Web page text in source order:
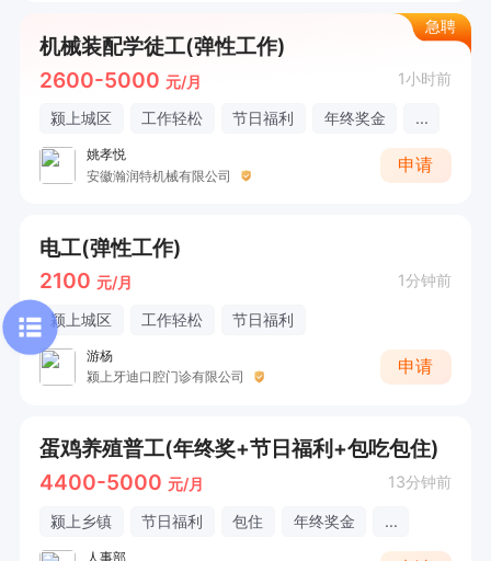
急聘
机械装配学徒工(弹性工作)
2600-5000 元/月 1小时前
颍上城区 工作轻松 节日福利 年终奖金 ...
姚孝悦
安徽瀚润特机械有限公司
申请
电工(弹性工作)
2100 元/月 1分钟前
颍上城区 工作轻松 节日福利
游杨
颍上牙迪口腔门诊有限公司
申请
蛋鸡养殖普工(年终奖+节日福利+包吃包住)
4400-5000 元/月 13分钟前
颍上乡镇 节日福利 包住 年终奖金 ...
人事部